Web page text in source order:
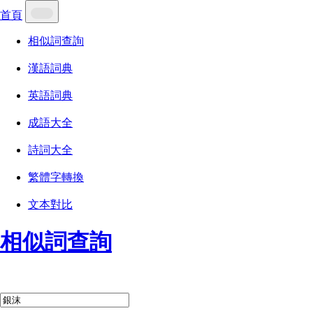
首頁
相似詞查詢
漢語詞典
英語詞典
成語大全
詩詞大全
繁體字轉換
文本對比
相似詞查詢